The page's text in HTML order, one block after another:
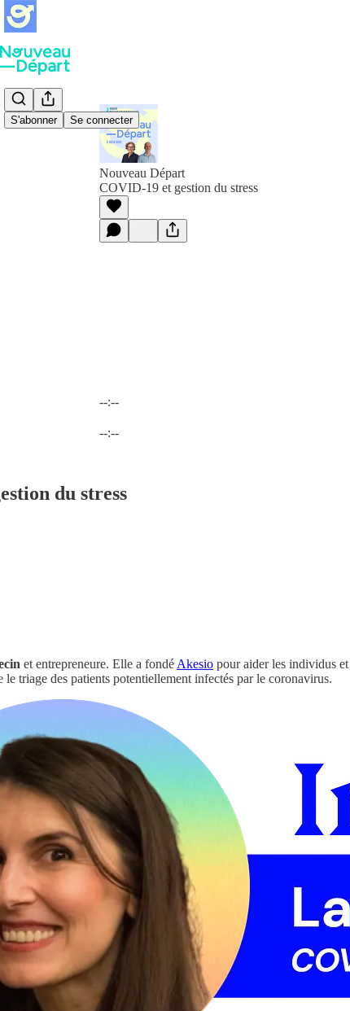
S'abonner Se connecter
Nouveau Départ
COVID-19 et gestion du stress
--:--
--:--
du stress
et entrepreneure. Elle a fondé Akesio pour aider les individus
le triage des patients potentiellement infectés par le coronavirus.